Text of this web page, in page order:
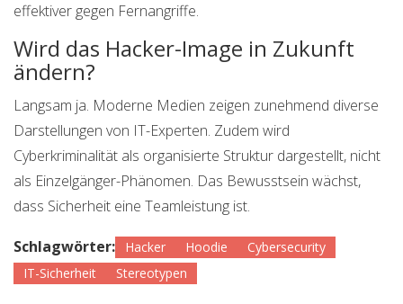
effektiver gegen Fernangriffe.
Wird das Hacker-Image in Zukunft
ändern?
Langsam ja. Moderne Medien zeigen zunehmend diverse
Darstellungen von IT-Experten. Zudem wird
Cyberkriminalität als organisierte Struktur dargestellt, nicht
als Einzelgänger-Phänomen. Das Bewusstsein wächst,
dass Sicherheit eine Teamleistung ist.
Schlagwörter: Hacker Hoodie
Cybersecurity
IT-Sicherheit
Stereotypen